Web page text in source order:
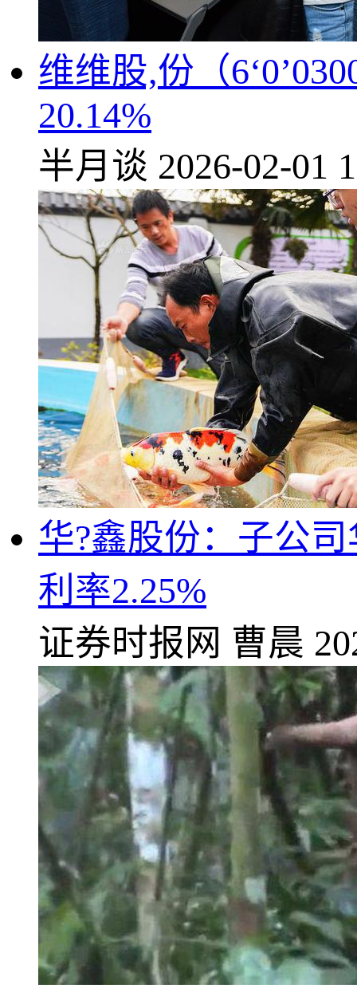
维维股,份（
20.14%
半月谈 2026-02-01
华?鑫股份：子公
利率2.25%
证券时报网 曹晨